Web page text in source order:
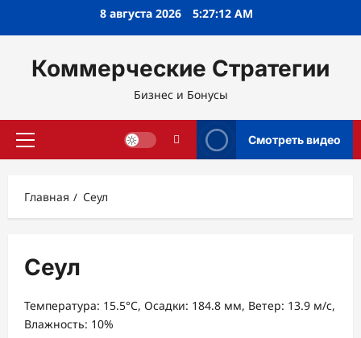
8 августа 2026 5:27:13 AM
Коммерческие Стратегии
Бизнес и Бонусы
Основное
Смотреть видео
Главная Сеул
Сеул
Температура: 15.5°C, Осадки: 184.8 мм, Ветер: 13.9 м/с,
Влажность: 10%